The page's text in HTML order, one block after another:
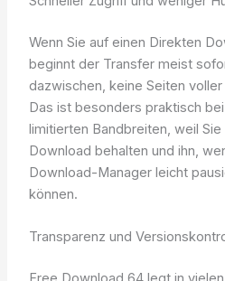
Wenn Sie auf einen Direkten
beginnt der Transfer meist
dazwischen, keine Seiten
Das ist besonders praktisch
limitierten Bandbreiten, weil
Download behalten und ihn,
Download-Manager leicht
können.
Transparenz und